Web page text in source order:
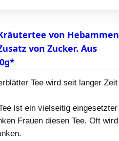
von Hebammen
von Zucker. Aus
Tee wird seit langer Zeit
ist ein vielseitig eingesetzter
Frauen diesen Tee. Oft wird